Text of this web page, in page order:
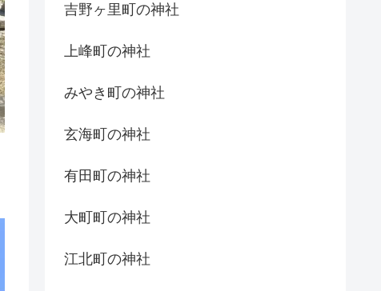
吉野ヶ里町の神社
上峰町の神社
みやき町の神社
玄海町の神社
有田町の神社
大町町の神社
江北町の神社